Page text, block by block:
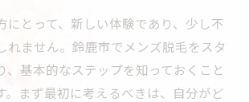
にとって、新しい体験であり、少し不
れません。鈴鹿市でメンズ脱毛をスタ
、基本的なステップを知っておくこと
。まず最初に考えるべきは、自分がど